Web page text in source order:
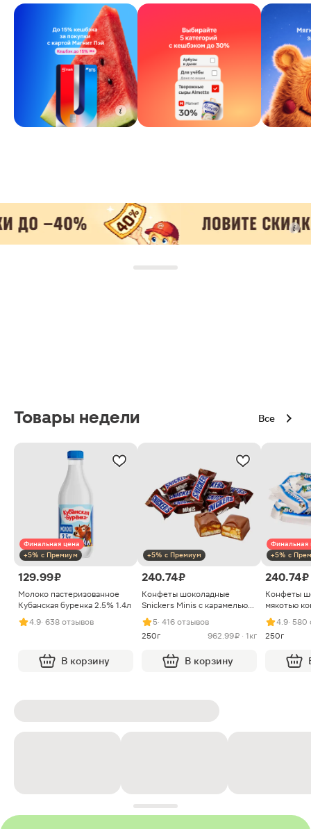
Товары недели Все
Финальная цена
+5% с Премиум
129.99 ₽
Молоко пастеризованное
Кубанская буренка 2.5% 1.4л
4.9· 638 отзывов
В корзину
+5% с Премиум
240.74 ₽
Конфеты шоколадные
Snickers Minis с карамелью
арахисом и нугой
5· 416 отзывов
250г
962.99 ₽ · 1кг
В корзину
Финальная
+5% с
240.74 ₽
Конфеты
мякотью
4.9· 580
250г